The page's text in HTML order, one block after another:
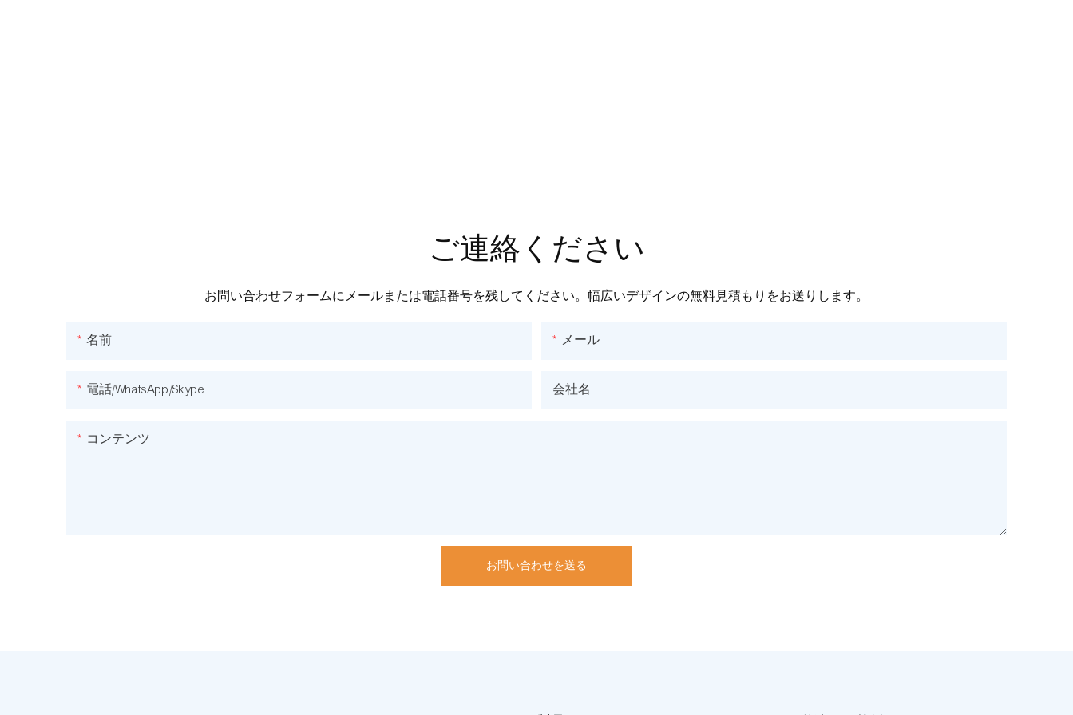
ご連絡ください
お問い合わせフォームにメールまたは電話番号を残してください。幅広いデザインの無料見積もりをお送りします。
名前 メール
電話/WhatsApp/Skype 会社名
コンテンツ
お問い合わせを送る